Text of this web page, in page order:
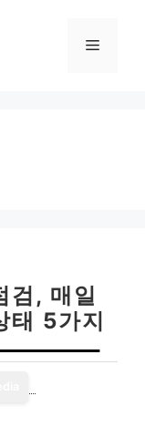
메
검, 매일
태 5가지